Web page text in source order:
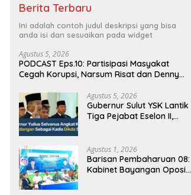
Berita Terbaru
Ini adalah contoh judul deskripsi yang bisa
anda isi dan sesuaikan pada widget
Agustus 5, 2026
PODCAST Eps.10: Partisipasi Masyakat
Cegah Korupsi, Narsum Risat dan Denny
Agustus 5, 2026
Gubernur Sulut YSK Lantik
Tiga Pejabat Eselon II,
Agustus 1, 2026
Barisan Pembaharuan 08:
Kabinet Bayangan Oposisi